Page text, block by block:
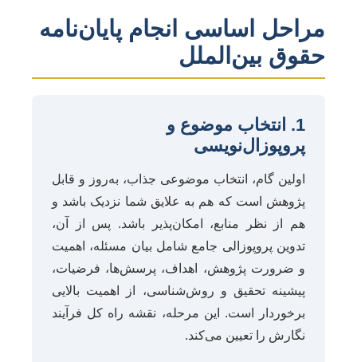
مراحل اساسی انجام پایان‌نامه
حقوق بین‌الملل
1. انتخاب موضوع و
پروپوزال‌نویسی
اولین گام، انتخاب موضوعی جذاب، به‌روز و قابل
پژوهش است که هم به علایق شما نزدیک باشد و
هم از نظر منابع، امکان‌پذیر باشد. پس از آن،
تدوین پروپوزالی جامع شامل بیان مسئله، اهمیت
و ضرورت پژوهش، اهداف، پرسش‌ها، فرضیات،
پیشینه تحقیق و روش‌شناسی، از اهمیت بالایی
برخوردار است. این مرحله، نقشه راه کل فرآیند
نگارش را تعیین می‌کند.